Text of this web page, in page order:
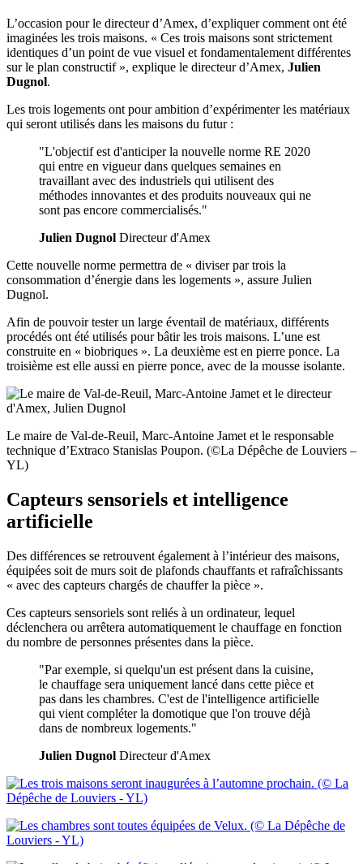
L’occasion pour le directeur d’Amex, d’expliquer comment ont été
imaginées les trois maisons. « Ces trois maisons sont strictement
identiques d’un point de vue visuel et fondamentalement différentes
sur le plan constructif », explique le directeur d’Amex, Julien
Dugnol.
Les trois logements ont pour ambition d’expérimenter les matériaux
qui seront utilisés dans les maisons du futur :
"L'objectif est d'anticiper la nouvelle norme RE 2020
qui entre en vigueur dans quelques semaines en
travaillant avec des industriels qui utilisent des
méthodes innovantes et des produits nouveaux qui ne
sont pas encore commercialisés."
Julien Dugnol Directeur d'Amex
Cette nouvelle norme permettra de « diviser par trois la
consommation d’énergie dans les logements », assure Julien
Dugnol.
Afin de pouvoir tester un large éventail de matériaux, différents
procédés ont été utilisés pour bâtir les trois maisons. L’une est
construite en « biobriques ». La deuxième est en pierre ponce. La
troisième est elle aussi en pierre ponce, avec de la mousse isolante.
Le maire de Val-de-Reuil, Marc-Antoine Jamet et le responsable
technique d’Extraco Stanislas Poupon. (©La Dépêche de Louviers –
YL)
Capteurs sensoriels et intelligence
artificielle
Des différences se retrouvent également à l’intérieur des maisons,
équipées soit de murs soit de plafonds chauffants et rafraîchissants
« avec des capteurs chargés de chauffer la pièce ».
Ces capteurs sensoriels sont reliés à un ordinateur, lequel
déclenchera ou arrêtera automatiquement le chauffage en fonction
du nombre de personnes présentes dans la pièce.
"Par exemple, si quelqu'un est présent dans la cuisine,
le chauffage sera uniquement lancé dans cette pièce et
pas dans les chambres. C'est de l'intelligence artificielle
qui vient compléter la domotique que l'on trouve déjà
dans de nombreux logements."
Julien Dugnol Directeur d'Amex